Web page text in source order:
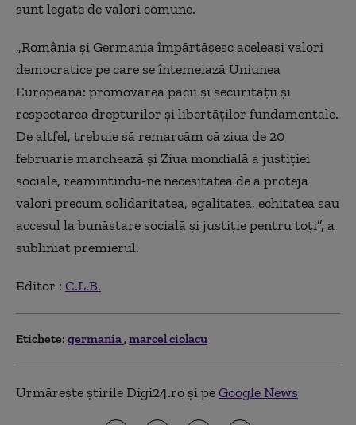
sunt legate de valori comune.
„România şi Germania împărtăşesc aceleaşi valori
democratice pe care se întemeiază Uniunea
Europeană: promovarea păcii şi securităţii şi
respectarea drepturilor şi libertăţilor fundamentale.
De altfel, trebuie să remarcăm că ziua de 20
februarie marchează şi Ziua mondială a justiţiei
sociale, reamintindu-ne necesitatea de a proteja
valori precum solidaritatea, egalitatea, echitatea sau
accesul la bunăstare socială şi justiţie pentru toţi”, a
subliniat premierul.
Editor : C.L.B.
Etichete: germania marcel ciolacu
Urmărește știrile Digi24.ro și peGoogle News